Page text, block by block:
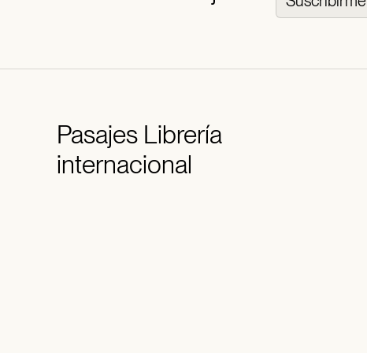
PasajesLibrería
internacional